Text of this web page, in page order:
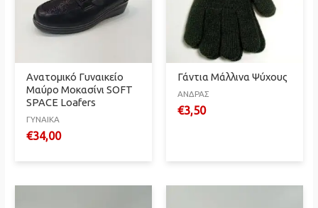
Ανατομικό Γυναικείο
Μαύρο Μοκασίνι SOFT
SPACE Loafers
ΓΥΝΑΙΚΑ
€34,00
Γάντια Μάλλινα Ψύχους
ΑΝΔΡΑΣ
€3,50